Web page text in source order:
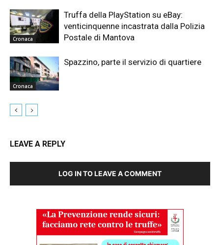
Cronaca
Truffa della PlayStation su eBay:
venticinquenne incastrata dalla Polizia
Postale di Mantova
Cronaca
Spazzino, parte il servizio di quartiere
LEAVE A REPLY
LOG IN TO LEAVE A COMMENT